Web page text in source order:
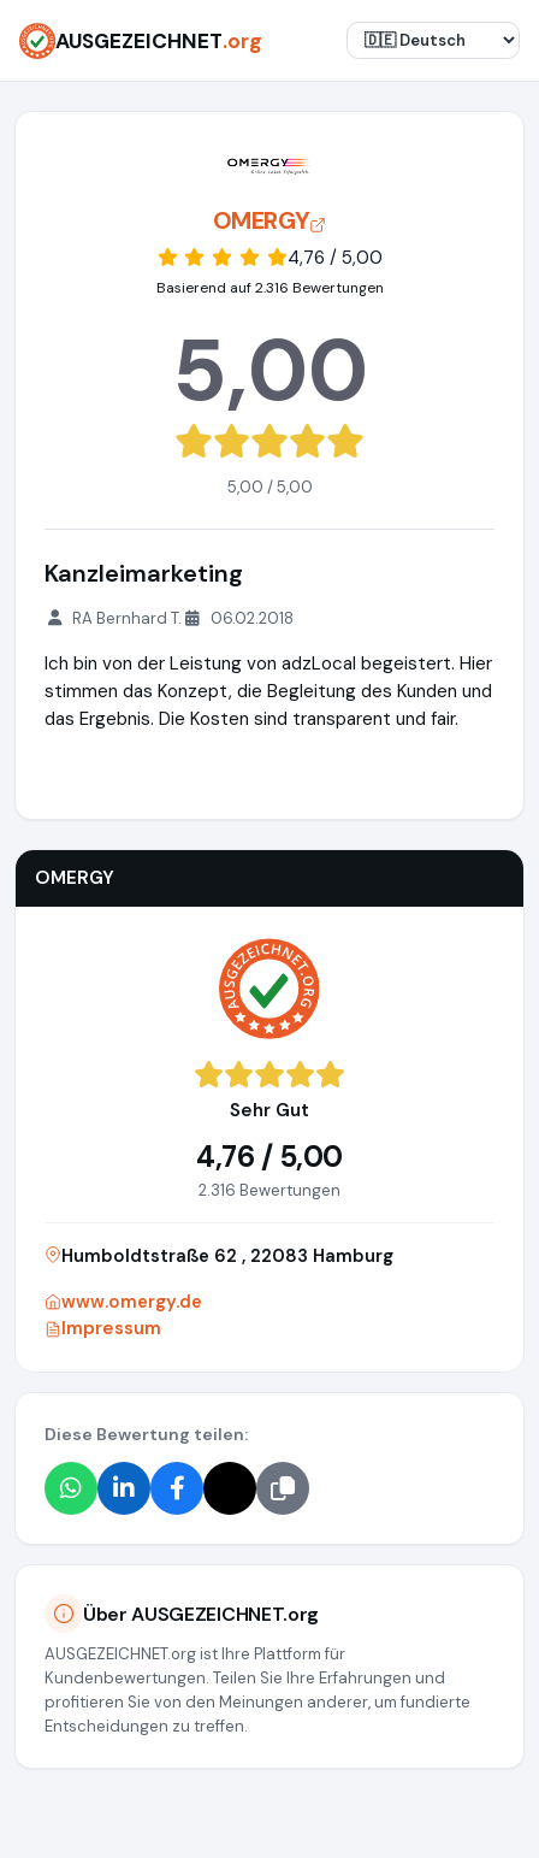
AUSGEZEICHNET.org
OMERGY
4,76 / 5,00
Basierend auf 2.316 Bewertungen
5,00
5,00 / 5,00
Kanzleimarketing
RA Bernhard T. 06.02.2018
Ich bin von der Leistung von adzLocal begeistert. Hier
stimmen das Konzept, die Begleitung des Kunden und
das Ergebnis. Die Kosten sind transparent und fair.
OMERGY
Sehr Gut
4,76 / 5,00
2.316 Bewertungen
Humboldtstraße 62 , 22083 Hamburg
www.omergy.de
Impressum
Diese Bewertung teilen:
Über AUSGEZEICHNET.org
AUSGEZEICHNET.org ist Ihre Plattform für
Kundenbewertungen. Teilen Sie Ihre Erfahrungen und
profitieren Sie von den Meinungen anderer, um fundierte
Entscheidungen zu treffen.